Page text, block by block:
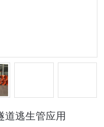
道逃生管应用